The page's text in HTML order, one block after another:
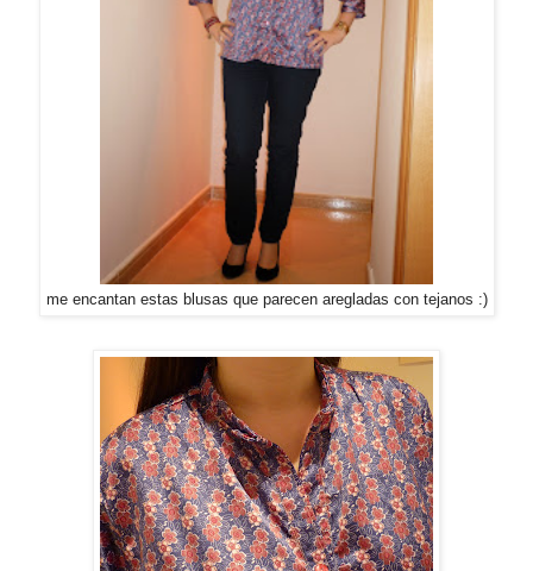
me encantan estas blusas que parecen aregladas con tejanos :)